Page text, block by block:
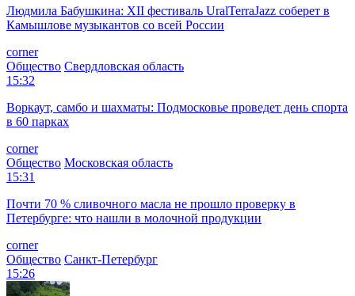
Людмила Бабушкина: XII фестиваль UralTerraJazz соберет в
Камышлове музыкантов со всей России
corner
Общество Свердловская область
15:32
Воркаут, самбо и шахматы: Подмосковье проведет день спорта
в 60 парках
corner
Общество Московская область
15:31
Почти 70 % сливочного масла не прошло проверку в
Петербурге: что нашли в молочной продукции
corner
Общество Санкт-Петербург
15:26